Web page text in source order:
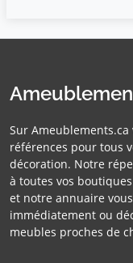
Sur
références pour tous
décoration. Notre
à toutes vos
et notre annuaire
immédiatement ou
meubles proches de